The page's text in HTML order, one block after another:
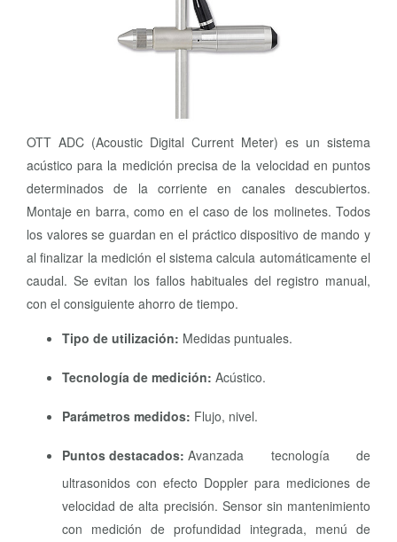
OTT ADC (Acoustic Digital Current Meter) es un sistema
acústico para la medición precisa de la velocidad en puntos
determinados de la corriente en canales descubiertos.
Montaje en barra, como en el caso de los molinetes. Todos
los valores se guardan en el práctico dispositivo de mando y
al finalizar la medición el sistema calcula automáticamente el
caudal. Se evitan los fallos habituales del registro manual,
con el consiguiente ahorro de tiempo.
Tipo de utilización: Medidas puntuales.
Tecnología de medición: Acústico.
Parámetros medidos: Flujo, nivel.
Puntos destacados: Avanzada tecnología de
ultrasonidos con efecto Doppler para mediciones de
velocidad de alta precisión. Sensor sin mantenimiento
con medición de profundidad integrada, menú de